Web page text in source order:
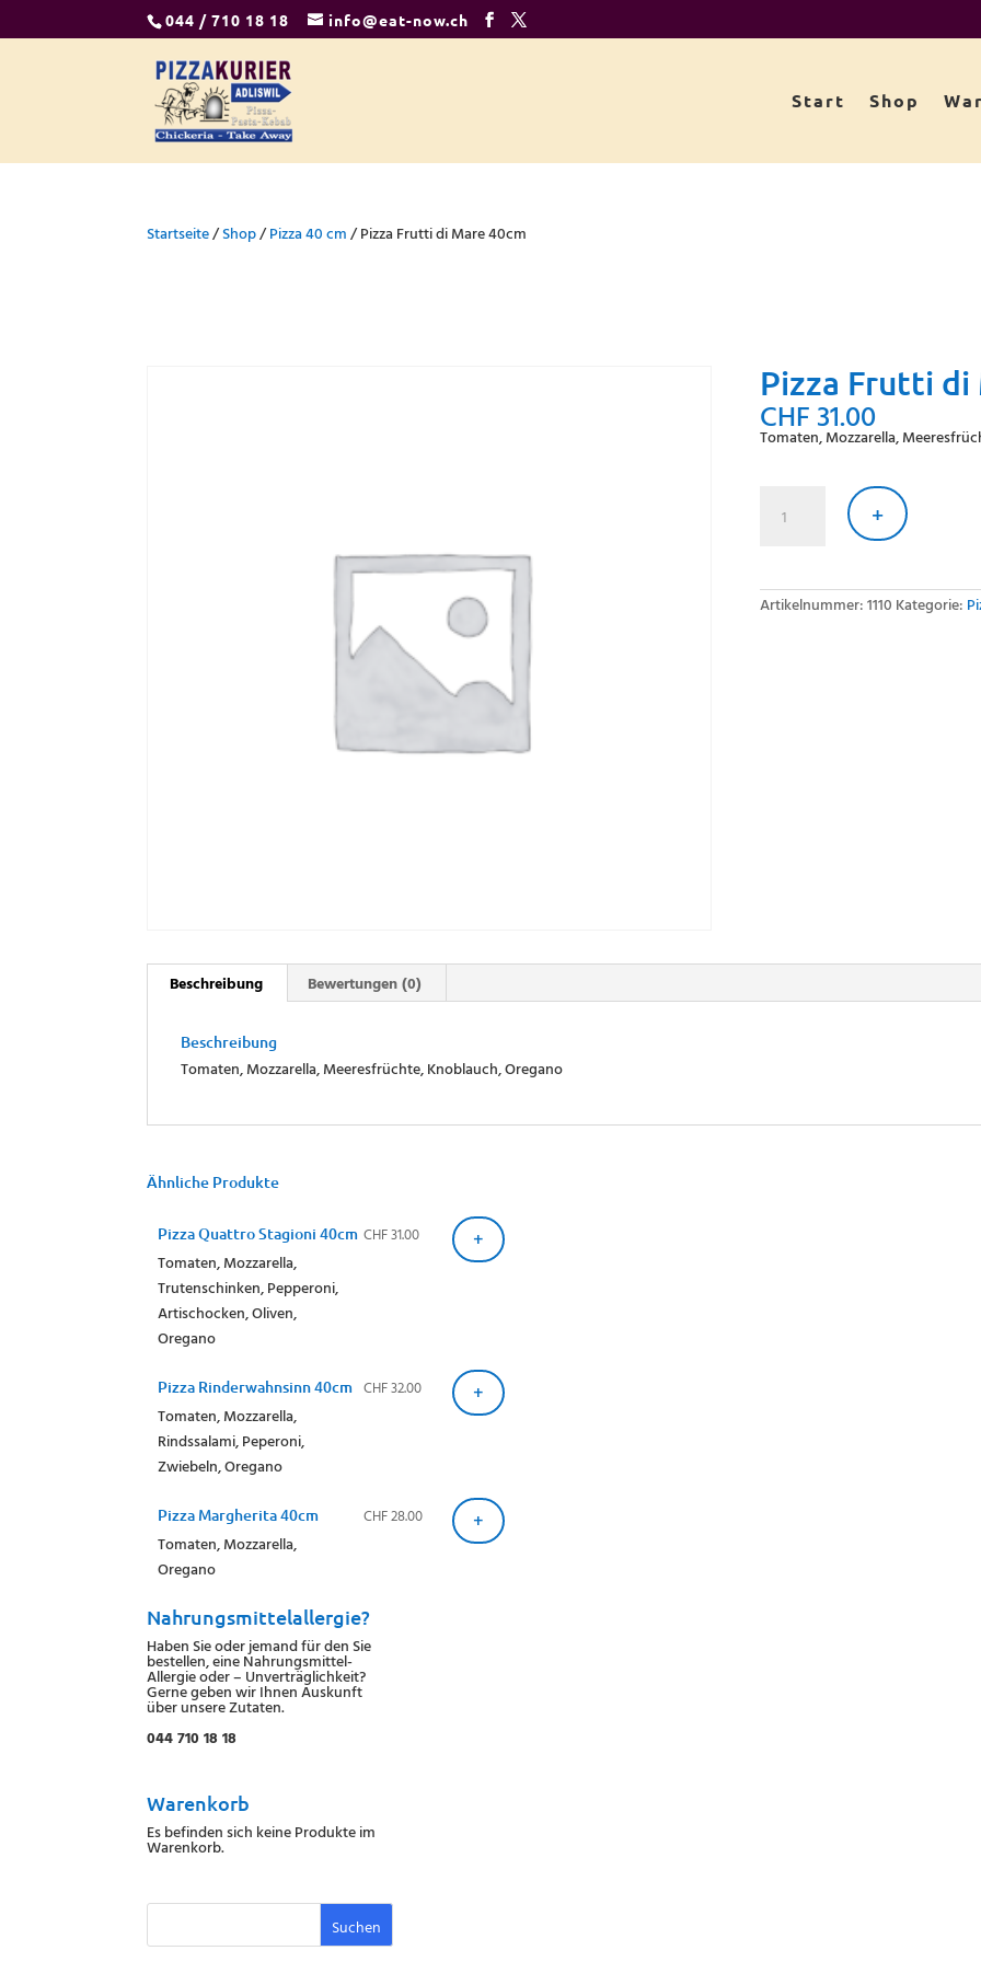
044 / 710 18 18 info@eat-now.ch
Start Shop
Startseite/Shop/Pizza 40 cm/ Pizza Frutti di Mare 40cm
Pizza Frutti di
CHF 31.00
Tomaten, Mozzarella,
Frutti +
Artikelnummer:1110 Kategorie:
Beschreibung Bewertungen (0)
Beschreibung
Tomaten, Mozzarella, Meeresfrüchte, Knoblauch, Oregano
Ähnliche Produkte
Pizza Quattro Stagioni 40cm CHF31.00 +
Tomaten, Mozzarella,
Trutenschinken, Pepperoni,
Artischocken, Oliven,
Oregano
Pizza Rinderwahnsinn 40cm CHF32.00 +
Tomaten, Mozzarella,
Rindssalami, Peperoni,
Zwiebeln, Oregano
Pizza Margherita 40cm CHF28.00 +
Tomaten, Mozzarella,
Oregano
Nahrungsmittelallergie?
Haben Sie oder jemand für den Sie
bestellen, eine Nahrungsmittel-
Allergie oder – Unverträglichkeit?
Gerne geben wir Ihnen Auskunft
über unsere Zutaten.
044 710 18 18
Warenkorb
Es befinden sich keine Produkte im
Warenkorb.